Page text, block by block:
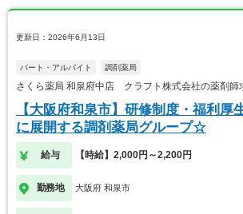
更新日：2026年6月13日
パート・アルバイト 調剤薬局
さくら薬局 和泉府中店 クラフト株式会社の薬剤師
【大阪府和泉市】研修制度・福利
に展開する調剤薬局グループ☆
給与 【時給】2,000円～2,200円
勤務地 大阪府 和泉市